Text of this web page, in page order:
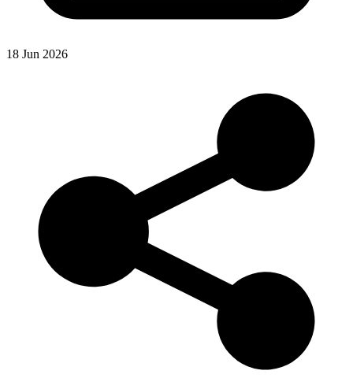
18 Jun 2026